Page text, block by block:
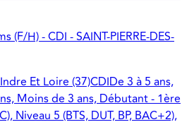
(F/H) - CDI - SAINT-PIERRE-DES-
Et Loire (37)CDIDe 3 à 5 ans,
Moins de 3 ans, Débutant - 1ère
Niveau 5 (BTS, DUT, BP, BAC+2),